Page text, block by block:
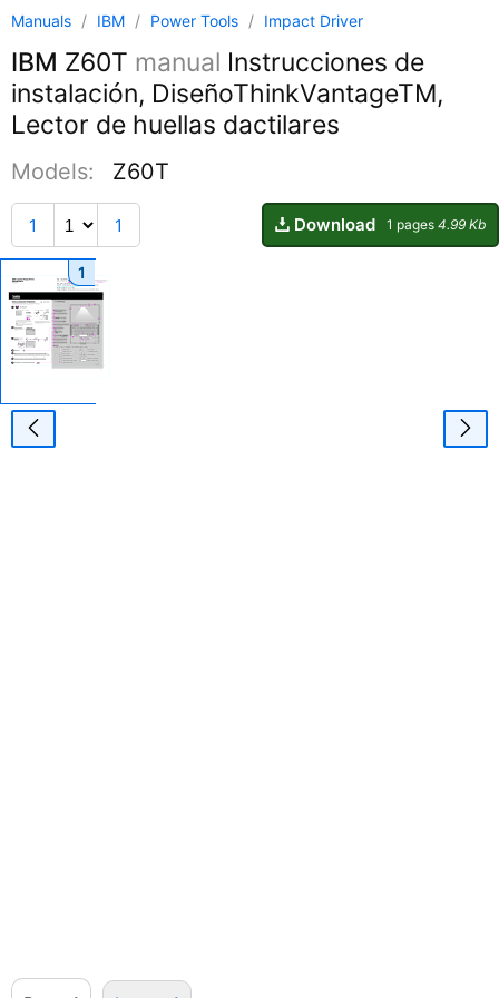
Manuals / IBM / Power Tools / Impact Driver
IBM Z60T manual Instrucciones de
instalación, DiseñoThinkVantageTM,
Lector de huellas dactilares
Models: Z60T
1 1 Download 1 pages 4.99 Kb
1